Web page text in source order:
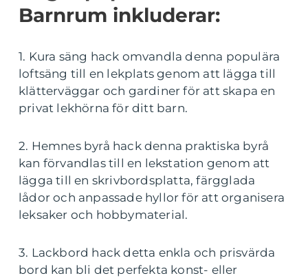
Barnrum inkluderar:
1. Kura säng hack omvandla denna populära
loftsäng till en lekplats genom att lägga till
klätterväggar och gardiner för att skapa en
privat lekhörna för ditt barn.
2. Hemnes byrå hack denna praktiska byrå
kan förvandlas till en lekstation genom att
lägga till en skrivbordsplatta, färgglada
lådor och anpassade hyllor för att organisera
leksaker och hobbymaterial.
3. Lackbord hack detta enkla och prisvärda
bord kan bli det perfekta konst- eller